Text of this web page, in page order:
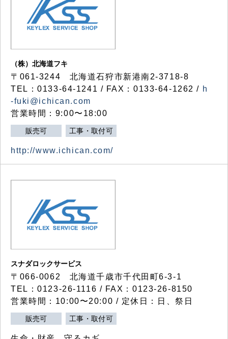
（株）北海道フキ
〒061-3244 北海道石狩市新港南2-3718-8
TEL：0133-64-1241 / FAX：0133-64-1262 / h
-fuki@ichican.com
営業時間：9:00〜18:00
販売可 工事・取付可
http://www.ichican.com/
スナダロックサービス
〒066-0062 北海道千歳市千代田町6-3-1
TEL：0123-26-1116 / FAX：0123-26-8150
営業時間：10:00〜20:00 / 定休日：日、祭日
販売可 工事・取付可